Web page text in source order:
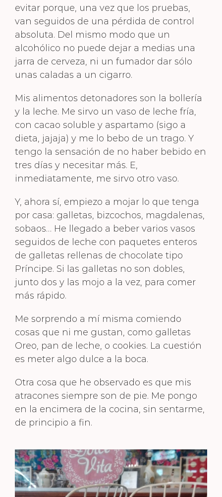
evitar porque, una vez que los pruebas,
van seguidos de una pérdida de control
absoluta. Del mismo modo que un
alcohólico no puede dejar a medias una
jarra de cerveza, ni un fumador dar sólo
unas caladas a un cigarro.
Mis alimentos detonadores son la bollería
y la leche. Me sirvo un vaso de leche fría,
con cacao soluble y aspartamo (sigo a
dieta, jajaja) y me lo bebo de un trago. Y
tengo la sensación de no haber bebido en
tres días y necesitar más. E,
inmediatamente, me sirvo otro vaso.
Y, ahora sí, empiezo a mojar lo que tenga
por casa: galletas, bizcochos, magdalenas,
sobaos… He llegado a beber varios vasos
seguidos de leche con paquetes enteros
de galletas rellenas de chocolate tipo
Príncipe. Si las galletas no son dobles,
junto dos y las mojo a la vez, para comer
más rápido.
Me sorprendo a mí misma comiendo
cosas que ni me gustan, como galletas
Oreo, pan de leche, o cookies. La cuestión
es meter algo dulce a la boca.
Otra cosa que he observado es que mis
atracones siempre son de pie. Me pongo
en la encimera de la cocina, sin sentarme,
de principio a fin.